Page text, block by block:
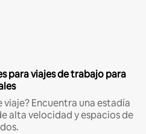
para viajes de trabajo para
viaje? Encuentra una estadía
alta velocidad y espacios de